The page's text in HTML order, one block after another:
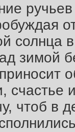
солнца
зимой
счастье
чтоб в